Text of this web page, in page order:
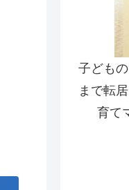
子ども
まで転
育て